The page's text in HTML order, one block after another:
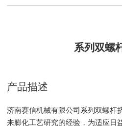
系列双螺
产品描述
济南赛信机械有限公司系列双螺杆
来膨化工艺研究的经验，为适应日